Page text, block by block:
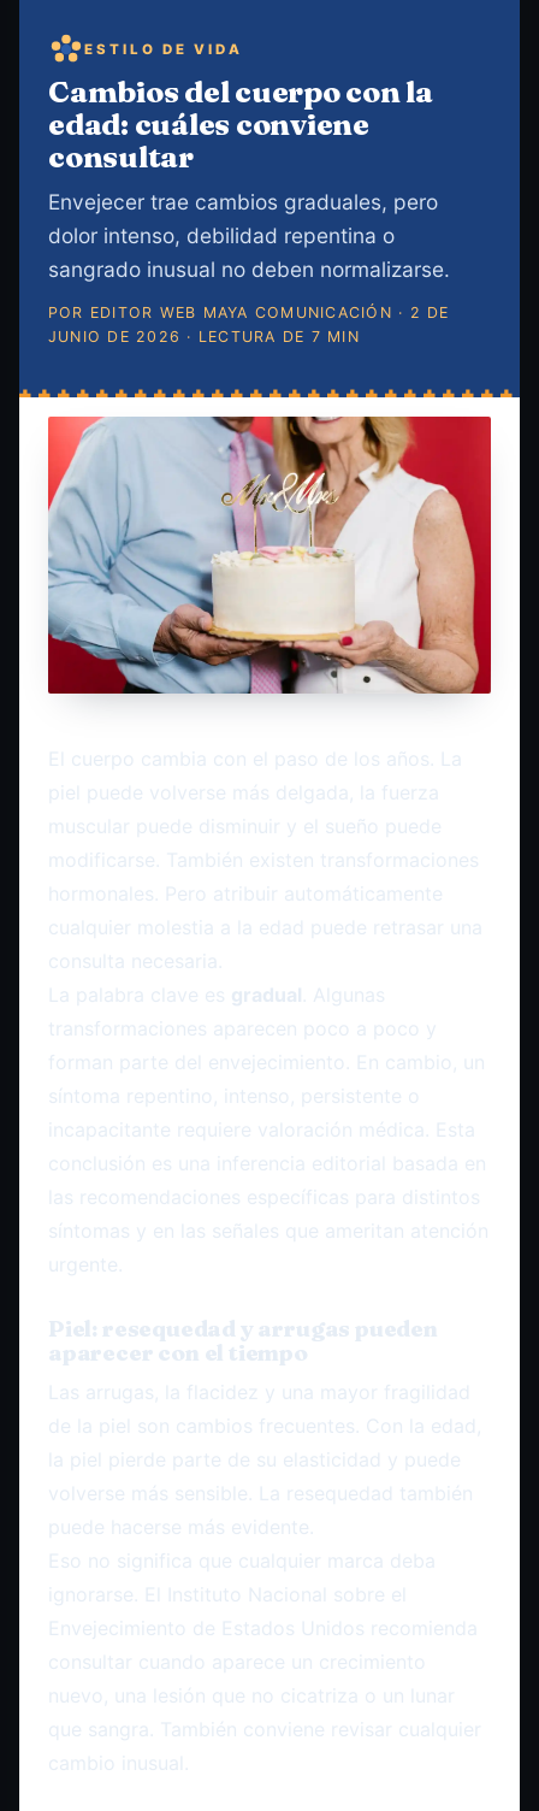
ESTILO DE VIDA
Cambios del cuerpo con la
edad: cuáles conviene
consultar
Envejecer trae cambios graduales, pero
dolor intenso, debilidad repentina o
sangrado inusual no deben normalizarse.
POR EDITOR WEB MAYA COMUNICACIÓN · 2 DE
JUNIO DE 2026 · LECTURA DE 7 MIN
El cuerpo cambia con el paso de los años. La
piel puede volverse más delgada, la fuerza
muscular puede disminuir y el sueño puede
modificarse. También existen transformaciones
hormonales. Pero atribuir automáticamente
cualquier molestia a la edad puede retrasar una
consulta necesaria.
La palabra clave es gradual. Algunas
transformaciones aparecen poco a poco y
forman parte del envejecimiento. En cambio, un
síntoma repentino, intenso, persistente o
incapacitante requiere valoración médica. Esta
conclusión es una inferencia editorial basada en
las recomendaciones específicas para distintos
síntomas y en las señales que ameritan atención
urgente.
Piel: resequedad y arrugas pueden
aparecer con el tiempo
Las arrugas, la flacidez y una mayor fragilidad
de la piel son cambios frecuentes. Con la edad,
la piel pierde parte de su elasticidad y puede
volverse más sensible. La resequedad también
puede hacerse más evidente.
Eso no significa que cualquier marca deba
ignorarse. El Instituto Nacional sobre el
Envejecimiento de Estados Unidos recomienda
consultar cuando aparece un crecimiento
nuevo, una lesión que no cicatriza o un lunar
que sangra. También conviene revisar cualquier
cambio inusual.